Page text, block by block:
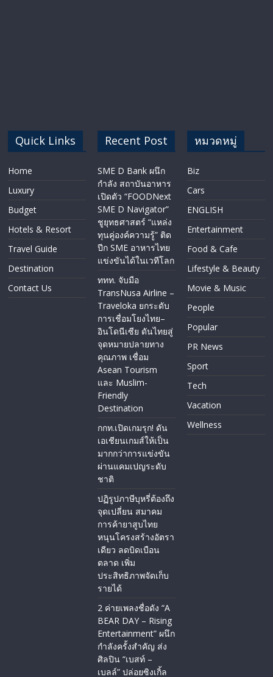
Quick Links
Home
Luxury
Budget
Hotels & Resort
Travel Guide
Destination
Contact Us
Recent Post
SME D Bank ผนึก
กำลัง สถาบันอาหาร
เปิดตัว “FOODNext
SME D Navigator”
ชูยุทธศาสตร์ “แหล่ง
ทุนคู่องค์ความรู้” ติด
ปีก SME อาหารไทย
แข่งขันได้ในเวทีโลก
ททท. จับมือ
TransNusa Airline –
Traveloka ยกระดับ
การเชื่อมโยงไทย–
อินโดนีเซีย ดันไทยสู่
จุดหมายปลายทาง
คุณภาพ เชื่อม
Asean Tourism
และ Muslim-
Friendly
Destination
กกท.เปิดเกมรุก! ดัน
เอเชียนเกมส์ให้เป็น
มากกว่าการแข่งขัน
ผ่านแคมเปญระดับ
ชาติ
ปฏิรูปภาษีบุหรี่ต้องถึง
จุดเปลี่ยน สมาคม
การค้ายาสูบไทย
หนุนโครงสร้างอัตรา
เดียว ลดบิดเบือน
ตลาด เพิ่ม
ประสิทธิภาพจัดเก็บ
รายได้
2 ค่ายเพลงชื่อดัง “A
BEAR DAY – Rising
Entertainment” ผนึก
กำลังครั้งสำคัญ ส่ง
ศิลปิน “เบสท์ –
เบลล์” ปล่อยซิงเกิ้ล
หมวดหมู่
Biz
Cars
ENGLISH​
Entertainment
Food & Cafe
Lifestyle & Beauty
Movie & Music
People
Popular
PR News
Sport
Tech
Vacation
Wellness